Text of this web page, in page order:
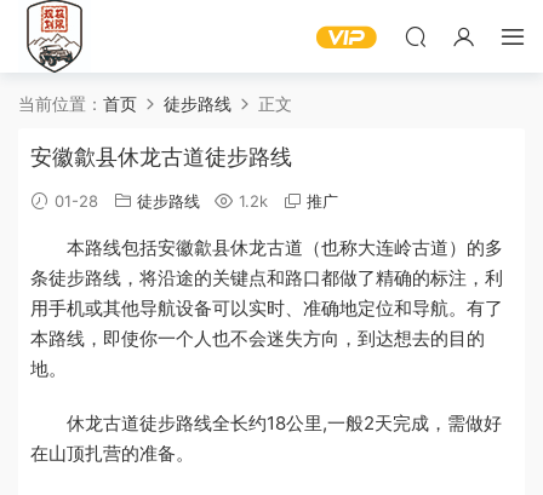
当前位置： 首页 徒步路线 正文
安徽歙县休龙古道徒步路线
01-28 徒步路线 1.2k 推广
本路线包括安徽歙县休龙古道（也称大连岭古道）的多
条徒步路线，将沿途的关键点和路口都做了精确的标注，利
用手机或其他导航设备可以实时、准确地定位和导航。有了
本路线，即使你一个人也不会迷失方向，到达想去的目的
地。
休龙古道徒步路线全长约18公里,一般2天完成，需做好
在山顶扎营的准备。